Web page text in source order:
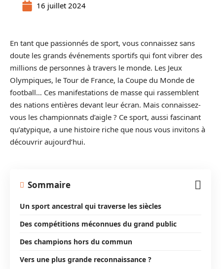
16 juillet 2024
En tant que passionnés de sport, vous connaissez sans
doute les grands événements sportifs qui font vibrer des
millions de personnes à travers le monde. Les Jeux
Olympiques, le Tour de France, la Coupe du Monde de
football… Ces manifestations de masse qui rassemblent
des nations entières devant leur écran. Mais connaissez-
vous les championnats d’aigle ? Ce sport, aussi fascinant
qu’atypique, a une histoire riche que nous vous invitons à
découvrir aujourd’hui.
Sommaire
Un sport ancestral qui traverse les siècles
Des compétitions méconnues du grand public
Des champions hors du commun
Vers une plus grande reconnaissance ?